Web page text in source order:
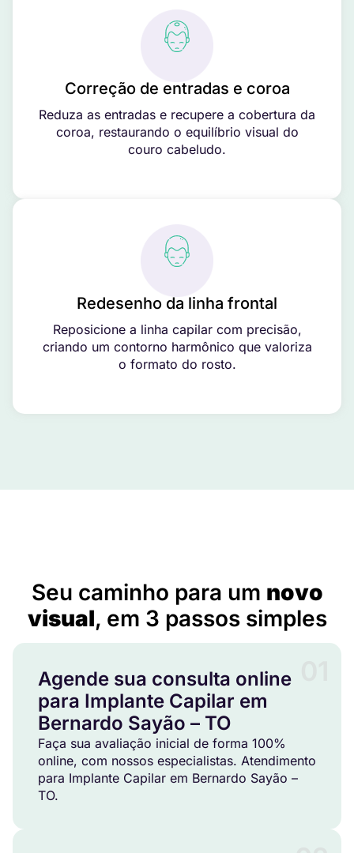
Correção de entradas e coroa
Reduza as entradas e recupere a cobertura da
coroa, restaurando o equilíbrio visual do
couro cabeludo.
Redesenho da linha frontal
Reposicione a linha capilar com precisão,
criando um contorno harmônico que valoriza
o formato do rosto.
Seu caminho para um novo
visual, em 3 passos simples
Agende sua consulta online
para Implante Capilar em
Bernardo Sayão – TO
Faça sua avaliação inicial de forma 100%
online, com nossos especialistas. Atendimento
para Implante Capilar em Bernardo Sayão –
TO.